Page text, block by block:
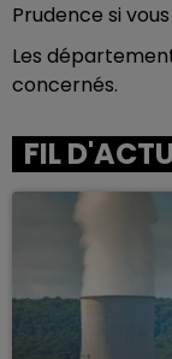
Prudence si
Les
concernés.
FIL